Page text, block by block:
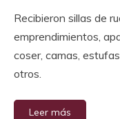
Recibieron sillas de
emprendimientos,
coser, camas,
otros.
Leer más